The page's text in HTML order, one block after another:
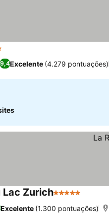
9,4Excelente (4.279 pontuações)
Lac Zurich5 Estrelas
Excelente (1.300 pontuações)